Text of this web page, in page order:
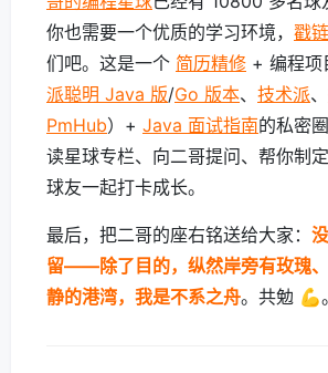
你也需要一个优质的学习环境， 戳
们吧。这是一个 简历精修 + 编程项
派聪明 Java 版/Go 版本、 技术派、
PmHub）+ Java 面试指南的私密
读星球专栏、向二哥提问、帮你制
球友一起打卡成长。
最后，把二哥的座右铭送给大家：
留——除了目的，纵然岸旁有玫瑰
静的港湾，我是不系之舟。共勉 💪。